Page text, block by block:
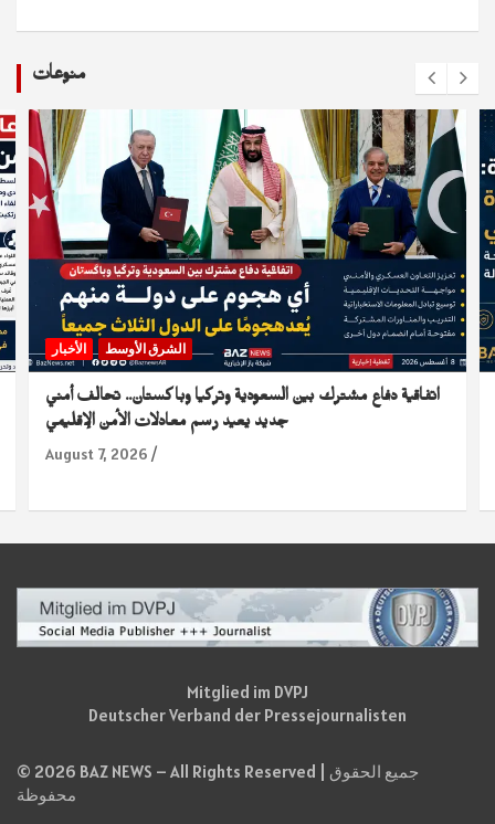
منوعات
الأخبار الشرق الأوسط
اتفاقية دفاع مشترك بين السعودية وتركيا وباكستان.. تحالف أمني
جديد يعيد رسم معادلات الأمن الإقليمي
August 7, 2026
Mitglied im DVPJ
Deutscher Verband der Pressejournalisten
© 2026 BAZ NEWS – All Rights Reserved | جميع الحقوق
محفوظة